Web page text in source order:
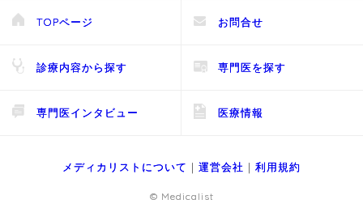
TOPページ お問合せ
診療内容から探す 専門医を探す
専門医インタビュー 医療情報
メディカリストについて ｜ 運営会社 ｜ 利用規約
© Medicalist